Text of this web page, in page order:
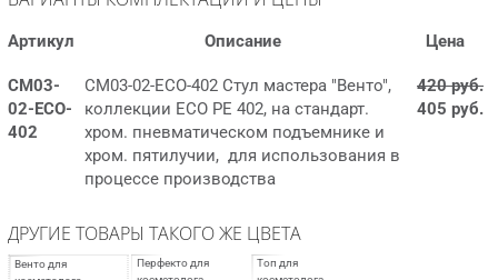
Артикул Описание Цена
СМ03-
02-ECO-
402
СМ03-02-ECO-402 Стул мастера "Венто",
коллекции ECO PE 402, на стандарт.
хром. пневматическом подъемнике и
хром. пятилучии, для использования в
процессе производства
420 руб.
405 руб.
ДРУГИЕ ТОВАРЫ ТАКОГО ЖЕ ЦВЕТА